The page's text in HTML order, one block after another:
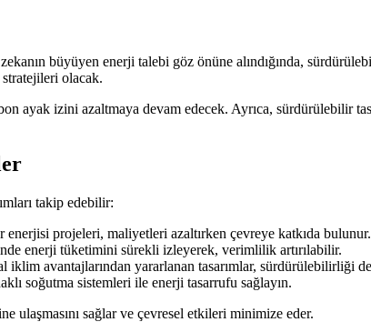
büyüyen enerji talebi göz önüne alındığında,
olacak.
ayak izini azaltmaya devam edecek. Ayrıca, sürdürülebilir
takip edebilir:
enerjisi projeleri, maliyetleri azaltırken çevreye katkıda bulunur.
enerji tüketimini sürekli izleyerek, verimlilik artırılabilir.
avantajlarından yararlanan tasarımlar, sürdürülebilirliği
soğutma sistemleri ile enerji tasarrufu sağlayın.
ulaşmasını sağlar ve çevresel etkileri minimize eder.